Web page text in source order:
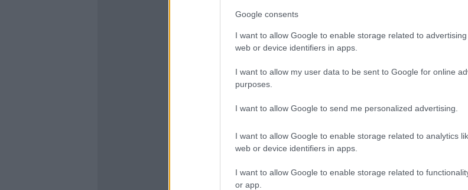
Google consents
I want to allow Google to enable storage related to
web or device identifiers in apps.
I want to allow my user data to be sent to Google for online
purposes.
I want to allow Google to send me personalized advertising.
I want to allow Google to enable storage related to analytics
web or device identifiers in apps.
I want to allow Google to enable storage related to
or app.